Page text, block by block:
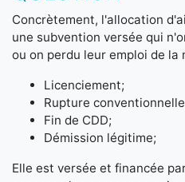
Concrètement, l'allocation
une subvention versée qui
ou on perdu leur emploi de la
Licenciement;
Rupture
Fin de CDD;
Démission légitime;
Elle est versée et financée